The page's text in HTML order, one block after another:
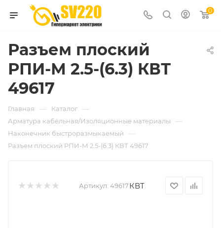
0
Разъем плоский
РПИ-М 2.5-(6.3) КВТ
49617
Главная — Каталог —
Арматура кабельная/Изоляционные материалы —
Наконечник быстроразмыкаемый —
Разъем плоский РПИ-М 2.5-(6.3) КВТ 49617
Артикул: 49617КВТ